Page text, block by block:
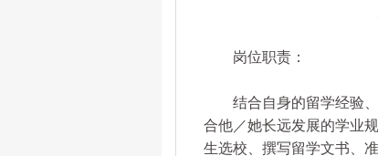
岗位职责：
结合自身的留学经验、
合他／她长远发展的学业
生选校、撰写留学文书、